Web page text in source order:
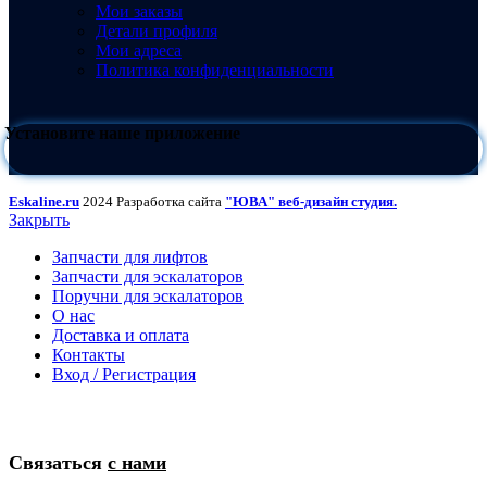
Мои заказы
Детали профиля
Мои адреса
Политика конфиденциальности
Установите наше приложение
Eskaline.ru 2024 Разработка сайта "ЮВА" веб-дизайн студия.
Закрыть
Запчасти для лифтов
Запчасти для эскалаторов
Поручни для эскалаторов
О нас
Доставка и оплата
Контакты
Вход / Регистрация
Связаться с нами